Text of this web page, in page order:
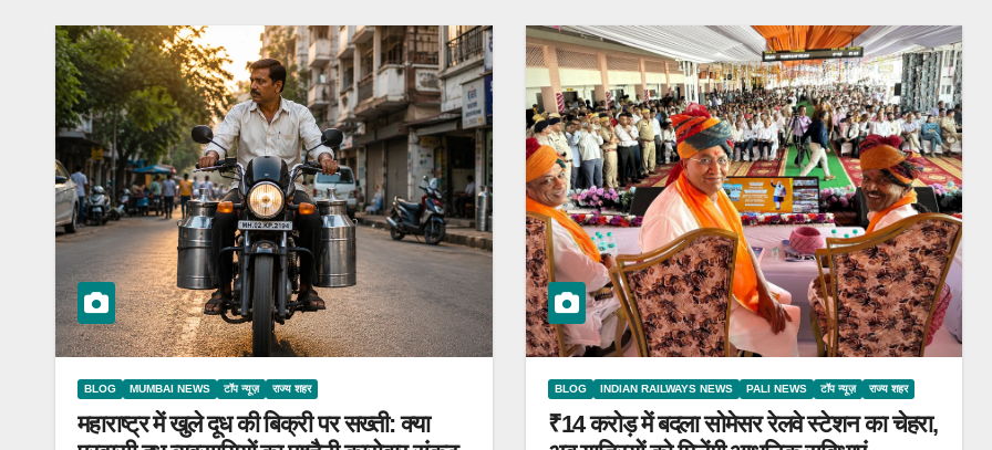
BLOG MUMBAI NEWS टॉप न्यूज़ राज्य शहर
महाराष्ट्र में खुले दूध की बिक्री पर सख्ती: क्या
BLOG INDIAN RAILWAYS NEWS PALI NEWS टॉप न्यूज़ राज्य शहर
₹14 करोड़ में बदला सोमेसर रेलवे स्टेशन का चेहरा,